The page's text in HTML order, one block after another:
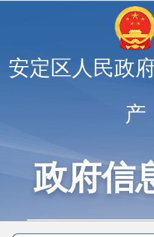
安定区人民政
产
政府信